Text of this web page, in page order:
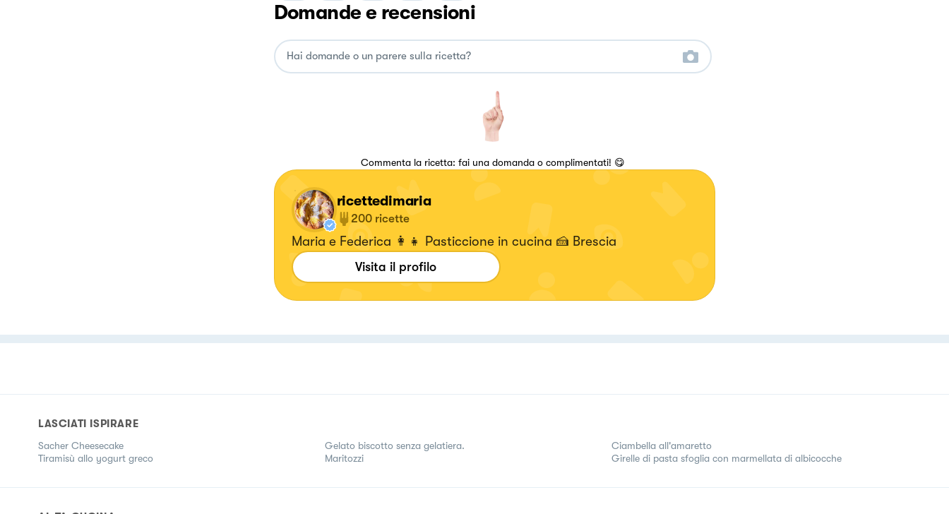
Domande e recensioni
Commenta la ricetta: fai una domanda o complimentati! 😋
ricettedimaria
200 ricette
Maria e Federica 👩‍👧 Pasticcione in cucina 🍰 Brescia
Visita il profilo
LASCIATI ISPIRARE
Sacher Cheesecake
Tiramisù allo yogurt greco
Gelato biscotto senza gelatiera.
Maritozzi
Ciambella all'amaretto
Girelle di pasta sfoglia con marmellata di albicocche